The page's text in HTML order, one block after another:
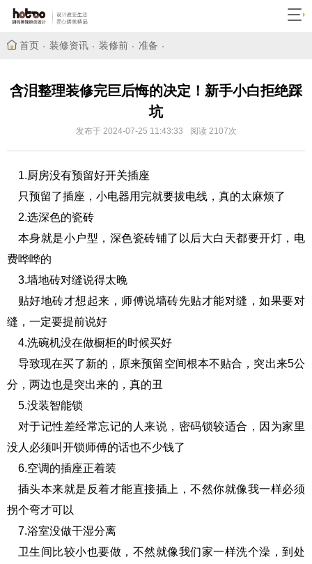
首页 装修资讯 装修前 准备
含泪整理装修完巨后悔的决定！新手小白拒绝踩
坑
发布于 2024-07-25 11:43:33 阅读 2107次
1.厨房没有预留好开关插座
只预留了插座，小电器用完就要拔电线，真的太麻烦了
2.选深色的瓷砖
本身就是小户型，深色瓷砖铺了以后大白天都要开灯，电
费哗哗的
3.墙地砖对缝说得太晚
贴好地砖才想起来，师傅说墙砖先贴才能对缝，如果要对
缝，一定要提前说好
4.洗碗机没在做橱柜的时候买好
导致现在买了新的，原来预留空间根本不贴合，突出来5公
分，两边也是突出来的，真的丑
5.没装智能锁
对于记性差经常忘记的人来说，密码锁较适合，因为家里
没人必须叫开锁师傅的话也不少钱了
6.空调的插座正着装
插头本来就是反着才能直接插上，不然你就像我一样必须
拐个弯才可以
7.浴室没做干湿分离
卫生间比较小也要做，不然就像我们家一样洗个澡，到处